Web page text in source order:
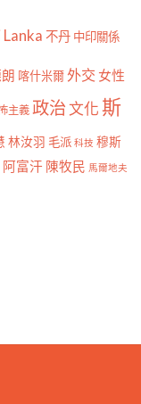
Lanka 不丹 中印關係
喀什米爾外交 女性
主義 政治文化斯
林汝羽 毛派 科技 穆斯
阿富汗 陳牧民 馬爾地夫